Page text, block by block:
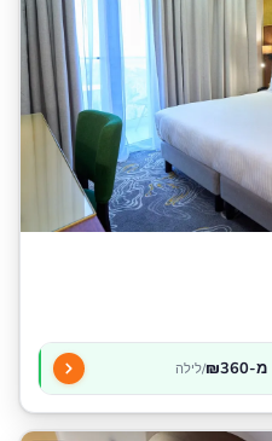
מ-₪360 /לילה